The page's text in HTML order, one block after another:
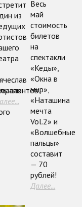
из
Весь
май
стоимость
билетов
на
спектакли
«Кеды»,
«Окна в
мир»,
«Наташина
мечта
Vol.2» и
«Волшебные
пальцы»
составит
— 70
рублей!
Далее...